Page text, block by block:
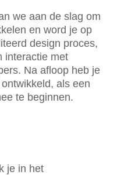
we aan de slag om
en word je op
design proces,
interactie met
Na afloop heb je
als een
te beginnen.
je in het